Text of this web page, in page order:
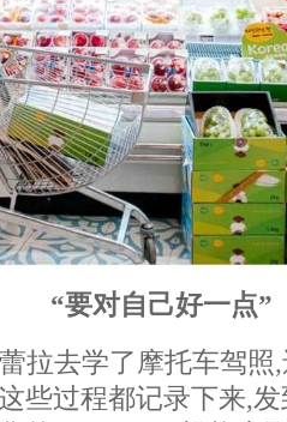
“要对自己好一点”
拉去学了摩托车驾
些过程都记录下来,